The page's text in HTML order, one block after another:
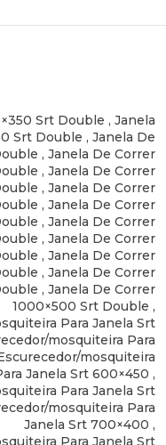
Srt Double , Janela
Srt Double , Janela De
, Janela De Correr
, Janela De Correr
, Janela De Correr
, Janela De Correr
, Janela De Correr
, Janela De Correr
, Janela De Correr
, Janela De Correr
, Janela De Correr
1000×500 Srt Double ,
Para Janela Srt
mosquiteira Para
mosquiteira
Janela Srt 600×450 ,
Para Janela Srt
mosquiteira Para
Janela Srt 700×400 ,
Para Janela Srt